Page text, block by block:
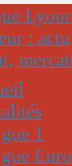
1